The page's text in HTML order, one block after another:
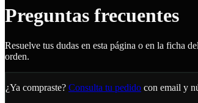
Preguntas frecuentes
Resuelve tus dudas en esta página o en la ficha
orden.
¿Ya compraste? Consulta tu pedido con email y